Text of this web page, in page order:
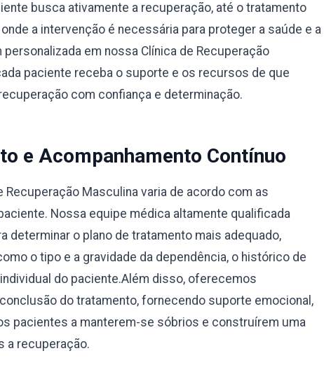
busca ativamente a recuperação, até o tratamento
a intervenção é necessária para proteger a saúde e a
em nossa Clínica de Recuperação
paciente receba o suporte e os recursos de que
com confiança e determinação.
e Acompanhamento Contínuo
Recuperação Masculina varia de acordo com as
Nossa equipe médica altamente qualificada
determinar o plano de tratamento mais adequado,
o tipo e a gravidade da dependência, o histórico de
do paciente.Além disso, oferecemos
do tratamento, fornecendo suporte emocional,
pacientes a manterem-se sóbrios e construírem uma
a recuperação.